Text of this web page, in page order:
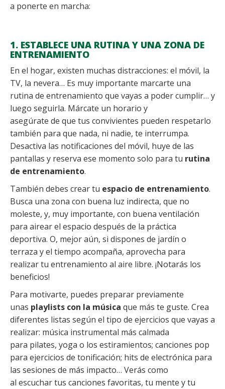
a ponerte en marcha:
1. ESTABLECE UNA RUTINA Y UNA ZONA DE
ENTRENAMIENTO
En el hogar, existen muchas distracciones: el móvil, la
TV, la nevera… Es muy importante marcarte una
rutina de entrenamiento que vayas a poder cumplir… y
luego seguirla. Márcate un horario y
asegúrate de que tus convivientes pueden respetarlo
también para que nada, ni nadie, te interrumpa.
Desactiva las notificaciones del móvil, huye de las
pantallas y reserva ese momento solo para tu rutina
de entrenamiento.
También debes crear tu espacio de entrenamiento.
Busca una zona con buena luz indirecta, que no
moleste, y, muy importante, con buena ventilación
para airear el espacio después de la práctica
deportiva. O, mejor aún, si dispones de jardín o
terraza y el tiempo acompaña, aprovecha para
realizar tu entrenamiento al aire libre. ¡Notarás los
beneficios!
Para motivarte, puedes preparar previamente
unas playlists con la música que más te guste. Crea
diferentes listas según el tipo de ejercicios que vayas a
realizar: música instrumental más calmada
para pilates, yoga o los estiramientos; canciones pop
para ejercicios de tonificación; hits de electrónica para
las sesiones de más impacto… Verás como
al escuchar tus canciones favoritas, tu mente y tu